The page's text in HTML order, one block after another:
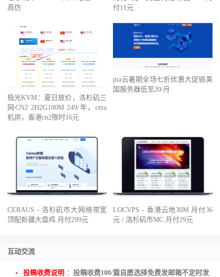
高仿
付11元
极光KVM：夏日放价，洛杉矶三
网CN2 2H2G100M 249/年，cera
机房，香港cn2限时16元
pia云暑期全场七折优惠大促销美
国服务器低至20/月
CERAUS - 洛杉矶市大网络带宽
顶配新疆大盘鸡 月付299元
LOCVPS - 香港云地30M 月付36
元 / 洛杉矶市MC 月付29元
互动交流
投稿收费说明 ： 投稿收费100/篇自愿选择免费发邮箱不定时发